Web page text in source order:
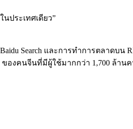
ประเทศเดียว”
Search และการทำการตลาดบน
งคนจีนที่มีผู้ใช้มากกว่า 1,700 ล้าน